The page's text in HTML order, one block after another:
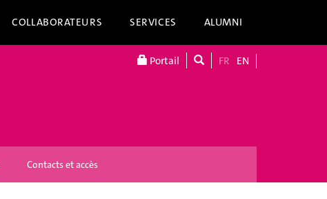
COLLABORATEURS SERVICES ALUMNI
Portail FR EN
Contacts et accès